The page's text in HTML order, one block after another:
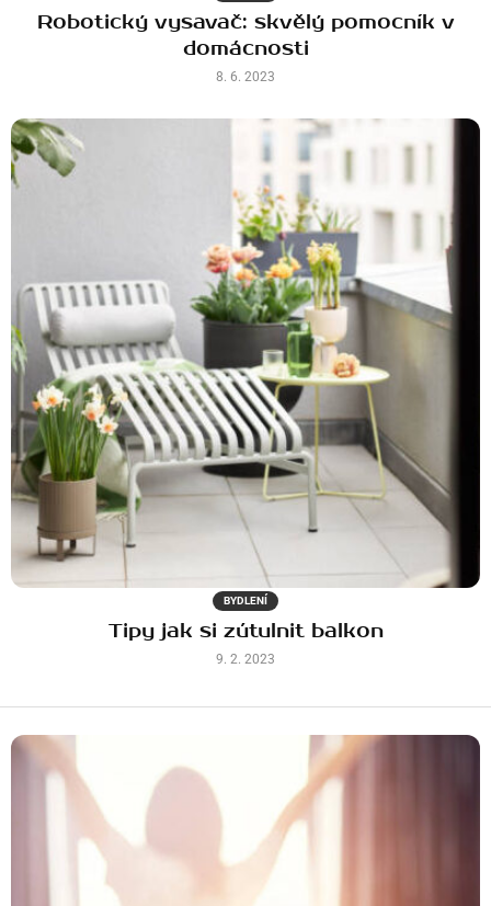
Robotický vysavač: skvělý pomocník v
domácnosti
8. 6. 2023
BYDLENÍ
Tipy jak si zútulnit balkon
9. 2. 2023